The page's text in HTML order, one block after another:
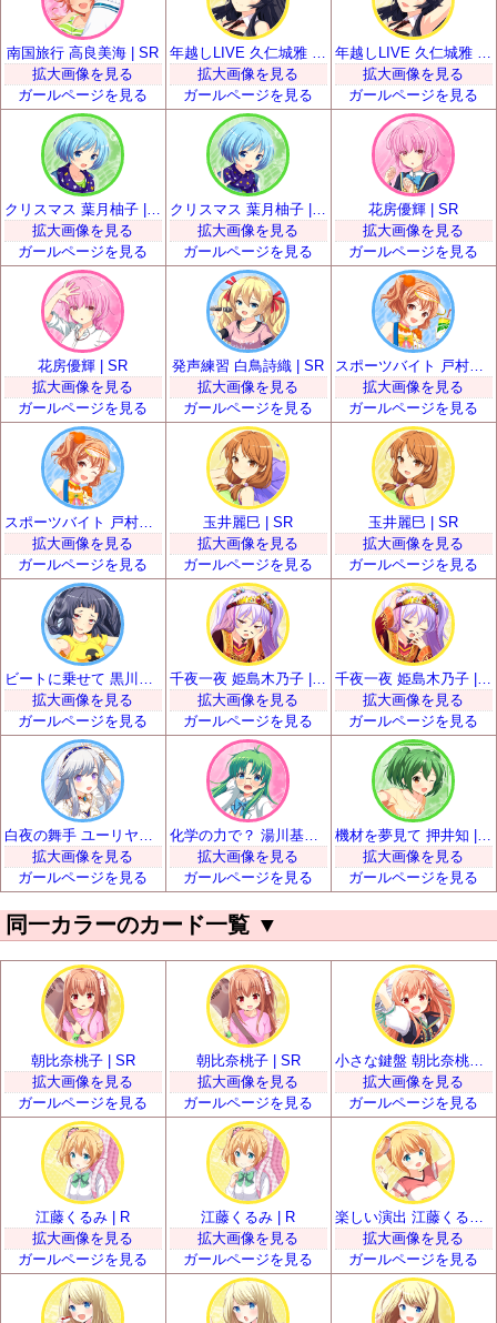
南国旅行 高良美海 | SR
拡大画像を見る
ガールページを見る
拡大画像を見る
ガールページを見る
拡大画像を見る
ガールページを見る
拡大画像を見る
ガールページを見る
クリスマス 葉月柚子 | SR
拡大画像を見る
ガールページを見る
花房優輝 | SR
拡大画像を見る
ガールページを見る
花房優輝 | SR
拡大画像を見る
ガールページを見る
発声練習 白鳥詩織 | SR
拡大画像を見る
ガールページを見る
スポーツバイト 戸村美知留 | SR
拡大画像を見る
ガールページを見る
拡大画像を見る
ガールページを見る
玉井麗巳 | SR
拡大画像を見る
ガールページを見る
玉井麗巳 | SR
拡大画像を見る
ガールページを見る
拡大画像を見る
ガールページを見る
千夜一夜 姫島木乃子 | SR
拡大画像を見る
ガールページを見る
千夜一夜 姫島木乃子 | SR
拡大画像を見る
ガールページを見る
拡大画像を見る
ガールページを見る
化学の力で？ 湯川基世 | SR
拡大画像を見る
ガールページを見る
機材を夢見て 押井知 | SR
拡大画像を見る
ガールページを見る
同一カラーのカード一覧 ▼
朝比奈桃子 | SR
拡大画像を見る
ガールページを見る
朝比奈桃子 | SR
拡大画像を見る
ガールページを見る
小さな鍵盤 朝比奈桃子 | SSR
拡大画像を見る
ガールページを見る
江藤くるみ | R
拡大画像を見る
ガールページを見る
江藤くるみ | R
拡大画像を見る
ガールページを見る
拡大画像を見る
ガールページを見る